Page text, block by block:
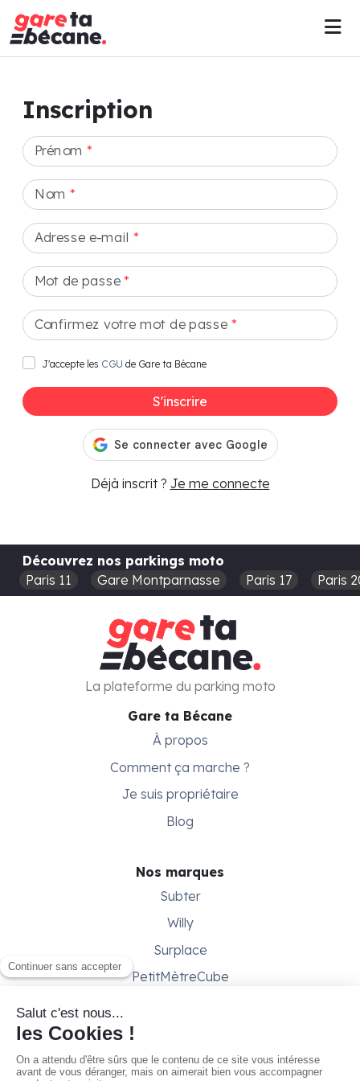
Inscription
Prénom *
Nom *
Adresse e-mail *
Mot de passe*
Confirmez votre mot de passe *
J'accepte les CGU de Gare ta Bécane
S'inscrire
Déjà inscrit ? Je me connecte
Découvrez nos parkings moto
Paris 11
Gare Montparnasse Paris 17 Paris
Gare ta Bécane
À propos
Comment ça marche ?
Je suis propriétaire
Blog
Nos marques
Subter
Willy
Surplace
PetitMètreCube
Besoin d'aide ?
La plateforme du parking moto